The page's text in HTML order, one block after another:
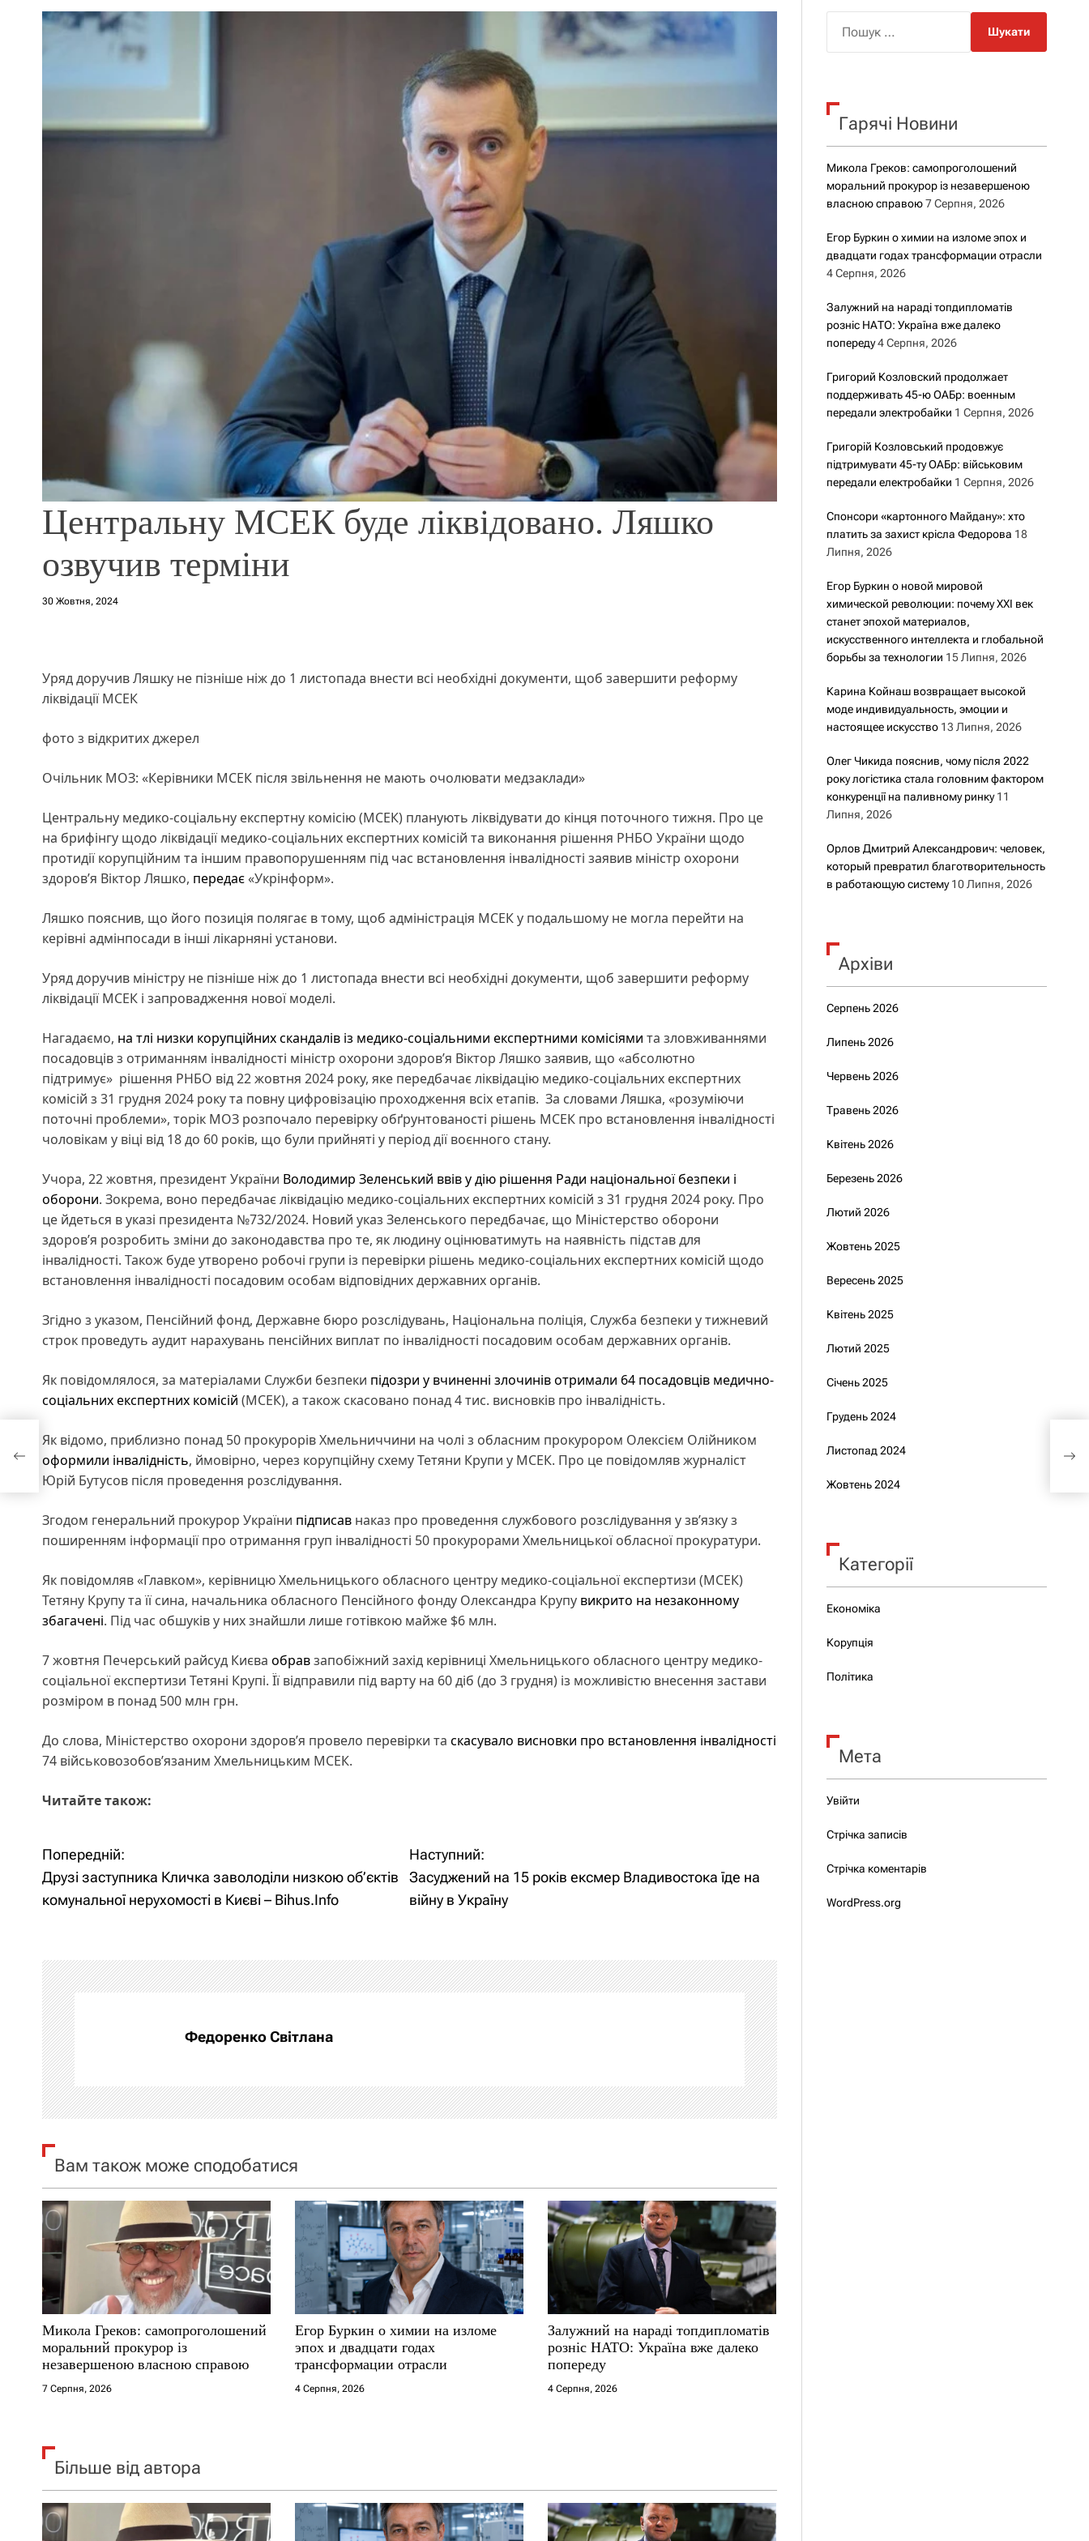
о
у
Центральну МСЕК буде ліквідовано. Ляшко
озвучив терміни
30 Жовтня, 2024
Уряд доручив Ляшку не пізніше ніж до 1 листопада внести всі необхідні документи, щоб завершити реформу
ліквідації МСЕК
фото з відкритих джерел
Очільник МОЗ: «Керівники МСЕК після звільнення не мають очолювати медзаклади»
Центральну медико-соціальну експертну комісію (МСЕК) планують ліквідувати до кінця поточного тижня. Про це
на брифінгу щодо ліквідації медико-соціальних експертних комісій та виконання рішення РНБО України щодо
протидії корупційним та іншим правопорушенням під час встановлення інвалідності заявив міністр охорони
здоров’я Віктор Ляшко, передає«Укрінформ».
Ляшко пояснив, що його позиція полягає в тому, щоб адміністрація МСЕК у подальшому не могла перейти на
керівні адмінпосади в інші лікарняні установи.
Уряд доручив міністру не пізніше ніж до 1 листопада внести всі необхідні документи, щоб завершити реформу
ліквідації МСЕК і запровадження нової моделі.
Нагадаємо, на тлі низки корупційних скандалів із медико-соціальними експертними комісіями та зловживаннями
посадовців з отриманням інвалідності міністр охорони здоровʼя Віктор Ляшко заявив, що «абсолютно
підтримує» рішення РНБО від 22 жовтня 2024 року, яке передбачає ліквідацію медико-соціальних експертних
комісій з 31 грудня 2024 року та повну цифровізацію проходження всіх етапів. За словами Ляшка, «розуміючи
поточні проблеми», торік МОЗ розпочало перевірку обґрунтованості рішень МСЕК про встановлення інвалідності
чоловікам у віці від 18 до 60 років, що були прийняті у період дії воєнного стану.
Учора, 22 жовтня, президент України Володимир Зеленський ввів у дію рішення Ради національної безпеки і
оборони. Зокрема, воно передбачає ліквідацію медико-соціальних експертних комісій з 31 грудня 2024 року. Про
це йдеться в указі президента №732/2024. Новий указ Зеленського передбачає, що Міністерство оборони
здоров’я розробить зміни до законодавства про те, як людину оцінюватимуть на наявність підстав для
інвалідності. Також буде утворено робочі групи із перевірки рішень медико-соціальних експертних комісій щодо
встановлення інвалідності посадовим особам відповідних державних органів.
Згідно з указом, Пенсійний фонд, Державне бюро розслідувань, Національна поліція, Служба безпеки у тижневий
строк проведуть аудит нарахувань пенсійних виплат по інвалідності посадовим особам державних органів.
Як повідомлялося, за матеріалами Служби безпеки підозри у вчиненні злочинів отримали 64 посадовців медично-
соціальних експертних комісій (МСЕК), а також скасовано понад 4 тис. висновків про інвалідність.
Як відомо, приблизно понад 50 прокурорів Хмельниччини на чолі з обласним прокурором Олексієм Олійником
оформили інвалідність, ймовірно, через корупційну схему Тетяни Крупи у МСЕК. Про це повідомляв журналіст
Юрій Бутусов після проведення розслідування.
Згодом генеральний прокурор України підписав наказ про проведення службового розслідування у зв’язку з
поширенням інформації про отримання груп інвалідності 50 прокурорами Хмельницької обласної прокуратури.
Як повідомляв «Главком», керівницю Хмельницького обласного центру медико-соціальної експертизи (МСЕК)
Тетяну Крупу та її сина, начальника обласного Пенсійного фонду Олександра Крупу викрито на незаконному
збагачені. Під час обшуків у них знайшли лише готівкою майже $6 млн.
7 жовтня Печерський райсуд Києва обравзапобіжний захід керівниці Хмельницького обласного центру медико-
соціальної експертизи Тетяні Крупі. Її відправили під варту на 60 діб (до 3 грудня) із можливістю внесення застави
розміром в понад 500 млн грн.
До слова, Міністерство охорони здоровʼя провело перевірки та скасувало висновки про встановлення інвалідності
74 військовозобовʼязаним Хмельницьким МСЕК.
Читайте також:
Н
а
і
г
а
ц
і
я
а
п
и
с
і
в
Попередній:
Друзі заступника Кличка заволоділи низкою об’єктів
комунальної нерухомості в Києві – Bihus.Info
Наступний:
Засуджений на 15 років ексмер Владивостока їде на
війну в Україну
Федоренко Світлана
Вам також може сподобатися
Микола Греков: самопроголошений
моральний прокурор із
незавершеною власною справою
7 Серпня, 2026
Егор Буркин о химии на изломе
эпох и двадцати годах
трансформации отрасли
4 Серпня, 2026
Залужний на нараді топдипломатів
розніс НАТО: Україна вже далеко
попереду
4 Серпня, 2026
Більше від автора
к
Гарячі Новини
Микола Греков: самопроголошений
моральний прокурор із незавершеною
власною справою 7 Серпня, 2026
Егор Буркин о химии на изломе эпох и
двадцати годах трансформации отрасли
4 Серпня, 2026
Залужний на нараді топдипломатів
розніс НАТО: Україна вже далеко
попереду 4 Серпня, 2026
Григорий Козловский продолжает
поддерживать 45-ю ОАБр: военным
передали электробайки 1 Серпня, 2026
Григорій Козловський продовжує
підтримувати 45-ту ОАБр: військовим
передали електробайки 1 Серпня, 2026
Спонсори «картонного Майдану»: хто
платить за захист крісла Федорова 18
Липня, 2026
Егор Буркин о новой мировой
химической революции: почему XXI век
станет эпохой материалов,
искусственного интеллекта и глобальной
борьбы за технологии 15 Липня, 2026
Карина Койнаш возвращает высокой
моде индивидуальность, эмоции и
настоящее искусство 13 Липня, 2026
Олег Чикида пояснив, чому після 2022
року логістика стала головним фактором
конкуренції на паливному ринку 11
Липня, 2026
Орлов Дмитрий Александрович: человек,
который превратил благотворительность
в работающую систему 10 Липня, 2026
Архіви
Серпень 2026
Липень 2026
Червень 2026
Травень 2026
Квітень 2026
Березень 2026
Лютий 2026
Жовтень 2025
Вересень 2025
Квітень 2025
Лютий 2025
Січень 2025
Грудень 2024
Листопад 2024
Жовтень 2024
Категорії
Економіка
Корупція
Політика
Мета
Увійти
Стрічка записів
Стрічка коментарів
WordPress.org